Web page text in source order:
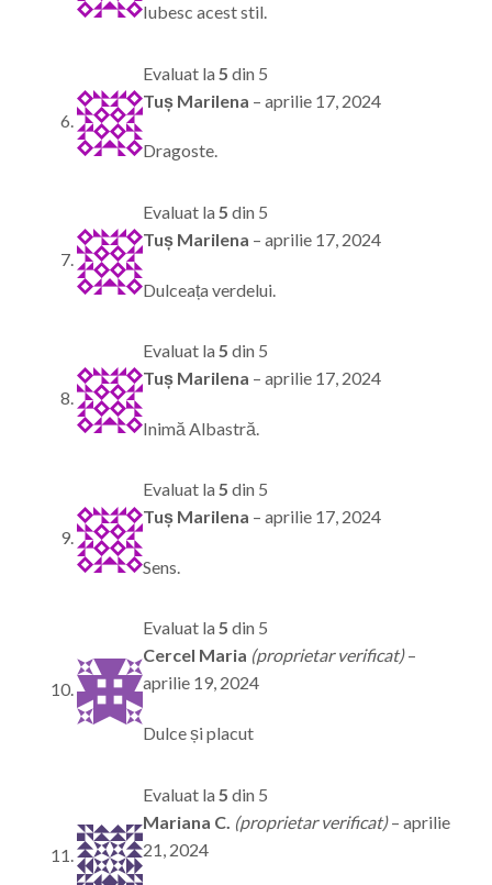
Iubesc acest stil.
Evaluat la 5 din 5
Tuș Marilena – aprilie 17, 2024
Dragoste.
Evaluat la 5 din 5
Tuș Marilena – aprilie 17, 2024
Dulceața verdelui.
Evaluat la 5 din 5
Tuș Marilena – aprilie 17, 2024
Inimă Albastră.
Evaluat la 5 din 5
Tuș Marilena – aprilie 17, 2024
Sens.
Evaluat la 5 din 5
Cercel Maria (proprietar verificat) –
aprilie 19, 2024
Dulce și placut
Evaluat la 5 din 5
Mariana C. (proprietar verificat) – aprilie
21, 2024